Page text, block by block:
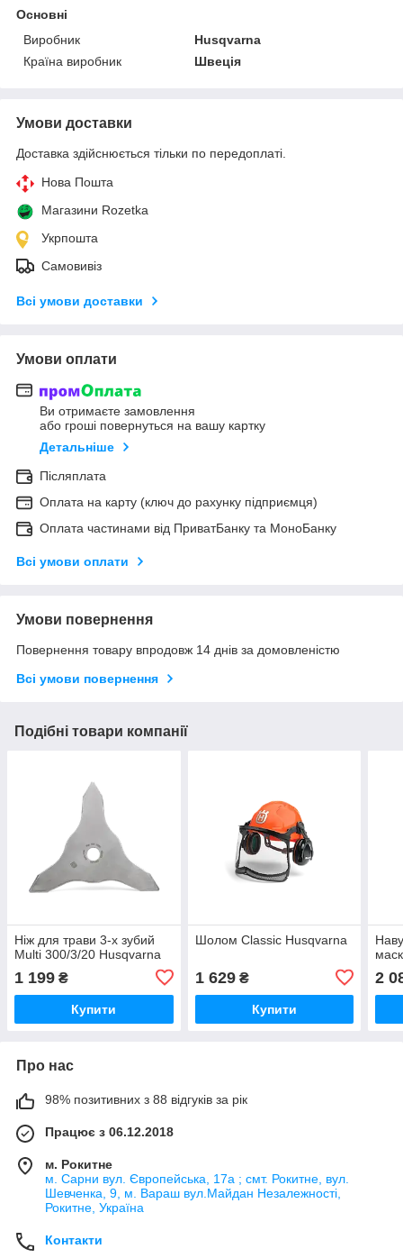
Основні
Виробник
Husqvarna
Країна виробник
Швеція
Умови доставки
Доставка здійснюється тільки по передоплаті.
Нова Пошта
Магазини Rozetka
Укрпошта
Самовивіз
Всі умови доставки
Умови оплати
Ви отримаєте замовлення
або гроші повернуться на вашу картку
Детальніше
Післяплата
Оплата на карту (ключ до рахунку підприємця)
Оплата частинами від ПриватБанку та МоноБанку
Всі умови оплати
Умови повернення
Повернення товару впродовж 14 днів за домовленістю
Всі умови повернення
Подібні товари компанії
Ніж для трави 3-х зубий
Multi 300/3/20 Husqvarna
1 199 ₴
Купити
Шолом Classic Husqvarna
1 629₴
Купити
2
Про нас
98% позитивних з 88 відгуків за рік
Працює з 06.12.2018
м. Рокитне
м. Сарни вул. Європейська, 17а ; смт. Рокитне, вул.
Шевченка, 9, м. Вараш вул.Майдан Незалежності,
Рокитне, Україна
Контакти